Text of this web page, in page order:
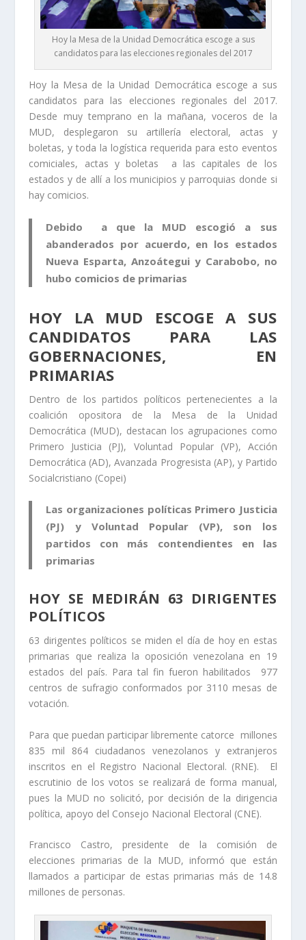
Hoy la Mesa de la Unidad Democrática escoge a sus
candidatos para las elecciones regionales del 2017
Hoy la Mesa de la Unidad Democrática escoge a sus
candidatos para las elecciones regionales del 2017.
Desde muy temprano en la mañana, voceros de la
MUD, desplegaron su artillería electoral, actas y
boletas, y toda la logística requerida para esto eventos
comiciales, actas y boletas a las capitales de los
estados y de allí a los municipios y parroquias donde si
hay comicios.
Debido a que la MUD escogió a sus
abanderados por acuerdo, en los estados
Nueva Esparta, Anzoátegui y Carabobo, no
hubo comicios de primarias
HOY LA MUD ESCOGE A SUS
CANDIDATOS PARA LAS
GOBERNACIONES, EN
PRIMARIAS
Dentro de los partidos políticos pertenecientes a la
coalición opositora de la Mesa de la Unidad
Democrática (MUD), destacan los agrupaciones como
Primero Justicia (PJ), Voluntad Popular (VP), Acción
Democrática (AD), Avanzada Progresista (AP), y Partido
Socialcristiano (Copei)
Las organizaciones políticas Primero Justicia
(PJ) y Voluntad Popular (VP), son los
partidos con más contendientes en las
primarias
HOY SE MEDIRÁN 63 DIRIGENTES
POLÍTICOS
63 dirigentes políticos se miden el día de hoy en estas
primarias que realiza la oposición venezolana en 19
estados del país. Para tal fin fueron habilitados 977
centros de sufragio conformados por 3110 mesas de
votación.
Para que puedan participar libremente catorce millones
835 mil 864 ciudadanos venezolanos y extranjeros
inscritos en el Registro Nacional Electoral. (RNE). El
escrutinio de los votos se realizará de forma manual,
pues la MUD no solicitó, por decisión de la dirigencia
política, apoyo del Consejo Nacional Electoral (CNE).
Francisco Castro, presidente de la comisión de
elecciones primarias de la MUD, informó que están
llamados a participar de estas primarias más de 14.8
millones de personas.